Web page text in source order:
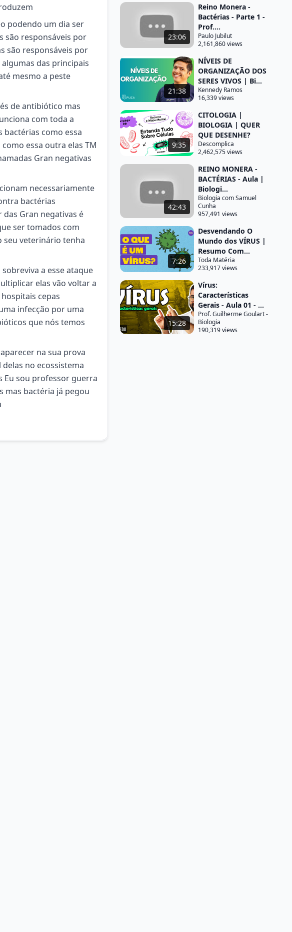
podendo um dia ser
são responsáveis por
são responsáveis por
das principais
mesmo a peste
de antibiótico mas
com toda a
como essa
essa outra elas TM
Gran negativas
necessariamente
bactérias
Gran negativas é
ser tomados com
seu veterinário tenha
a esse ataque
elas vão voltar a
cepas
infecção por uma
que nós temos
na sua prova
no ecossistema
Eu sou professor guerra
mas bactéria já pegou
23:06
Reino Monera -
Bactérias - Parte 1 -
Prof....
Paulo Jubilut
2,161,860 views
21:38
NÍVEIS DE
ORGANIZAÇÃO DOS
SERES VIVOS | Bi...
Kennedy Ramos
16,339 views
9:35
CITOLOGIA |
BIOLOGIA | QUER
QUE DESENHE?
Descomplica
2,462,575 views
42:43
REINO MONERA -
BACTÉRIAS - Aula |
Biologi...
Biologia com Samuel
Cunha
957,491 views
7:26
Desvendando O
Mundo dos VÍRUS |
Resumo Com...
Toda Matéria
233,917 views
15:28
Vírus:
Características
Gerais - Aula 01 - ...
Prof. Guilherme Goulart -
Biologia
190,319 views